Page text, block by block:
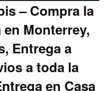
– Compra la
Monterrey,
Entrega a
a toda la
en Casa